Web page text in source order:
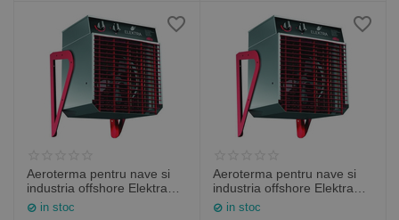
Aeroterma pentru nave si
industria offshore Elektra
ELV5333, 5kW, Frico
Suedia
in stoc
Aeroterma pentru nave si
industria offshore Elektra
ELV6344, 6kW, Frico
Suedia
in stoc